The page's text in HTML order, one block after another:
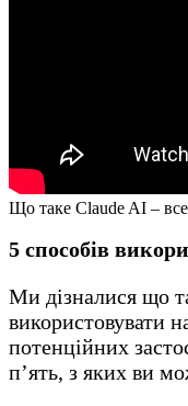
Що таке Claude AI –
5 способів
Ми дізналися що
використовувати
потенційних
п’ять, з яких ви